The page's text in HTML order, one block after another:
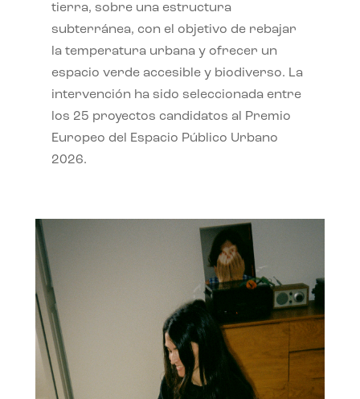
tierra, sobre una estructura
subterránea, con el objetivo de rebajar
la temperatura urbana y ofrecer un
espacio verde accesible y biodiverso. La
intervención ha sido seleccionada entre
los 25 proyectos candidatos al Premio
Europeo del Espacio Público Urbano
2026.